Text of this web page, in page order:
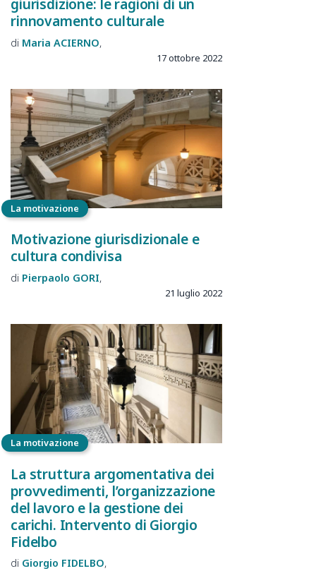
giurisdizione: le ragioni di un
rinnovamento culturale
Maria ACIERNO
17 ottobre 2022
La motivazione
Motivazione giurisdizionale e
cultura condivisa
Pierpaolo GORI
21 luglio 2022
La motivazione
La struttura argomentativa dei
provvedimenti, l’organizzazione
del lavoro e la gestione dei
carichi. Intervento di Giorgio
Fidelbo
Giorgio FIDELBO